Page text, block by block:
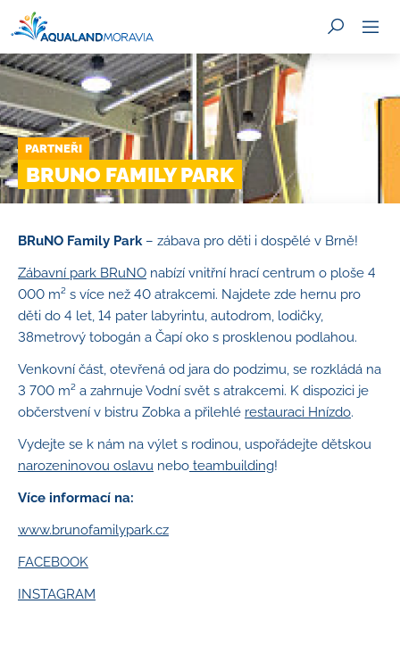
PARTNEŘI
BRUNO FAMILY PARK
BRuNO Family Park– zábava pro děti i dospělé v Brně!
Zábavní park BRuNO nabízí vnitřní hrací centrum o ploše 4
000 m² s více než 40 atrakcemi. Najdete zde hernu pro
děti do 4 let, 14 pater labyrintu, autodrom, lodičky,
38metrový tobogán a Čapí oko s prosklenou podlahou.
Venkovní část, otevřená od jara do podzimu, se rozkládá na
3 700 m² a zahrnuje Vodní svět s atrakcemi. K dispozici je
občerstvení v bistru Zobka a přilehlé restauraci Hnízdo.
Vydejte se k nám na výlet s rodinou, uspořádejte dětskou
narozeninovou oslavu nebo teambuilding!
Více informací na:
www.brunofamilypark.cz
FACEBOOK
INSTAGRAM